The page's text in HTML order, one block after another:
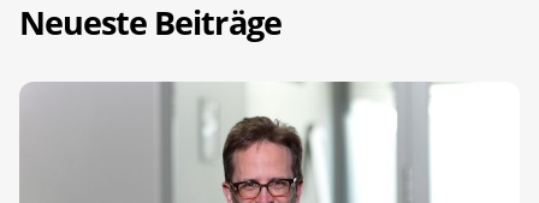
Neueste Beiträge